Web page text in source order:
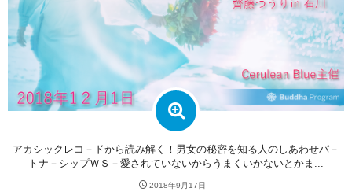
アカシックレコ－ドから読み解く！男女の秘密を知る人のしあわせパ－
トナ－シップＷＳ－愛されていないからうまくいかないとかま...
2018年9月17日